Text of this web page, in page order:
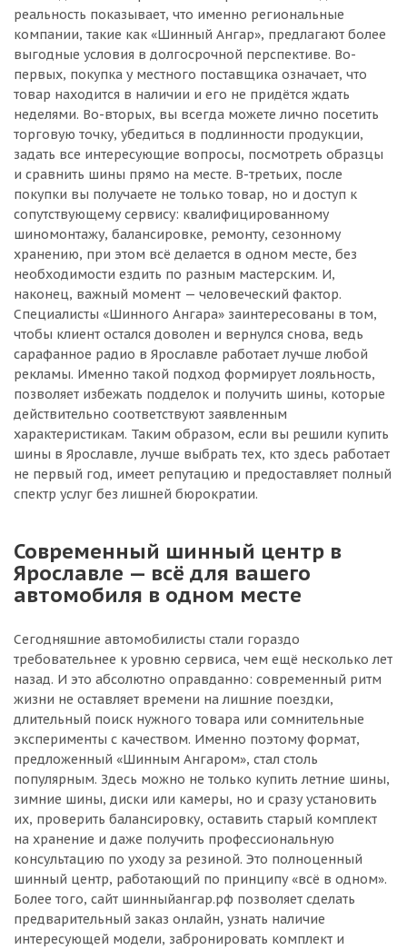
реальность показывает, что именно региональные
компании, такие как «Шинный Ангар», предлагают более
выгодные условия в долгосрочной перспективе. Во-
первых, покупка у местного поставщика означает, что
товар находится в наличии и его не придётся ждать
неделями. Во-вторых, вы всегда можете лично посетить
торговую точку, убедиться в подлинности продукции,
задать все интересующие вопросы, посмотреть образцы
и сравнить шины прямо на месте. В-третьих, после
покупки вы получаете не только товар, но и доступ к
сопутствующему сервису: квалифицированному
шиномонтажу, балансировке, ремонту, сезонному
хранению, при этом всё делается в одном месте, без
необходимости ездить по разным мастерским. И,
наконец, важный момент — человеческий фактор.
Специалисты «Шинного Ангара» заинтересованы в том,
чтобы клиент остался доволен и вернулся снова, ведь
сарафанное радио в Ярославле работает лучше любой
рекламы. Именно такой подход формирует лояльность,
позволяет избежать подделок и получить шины, которые
действительно соответствуют заявленным
характеристикам. Таким образом, если вы решили купить
шины в Ярославле, лучше выбрать тех, кто здесь работает
не первый год, имеет репутацию и предоставляет полный
спектр услуг без лишней бюрократии.
Современный шинный центр в
Ярославле — всё для вашего
автомобиля в одном месте
Сегодняшние автомобилисты стали гораздо
требовательнее к уровню сервиса, чем ещё несколько лет
назад. И это абсолютно оправданно: современный ритм
жизни не оставляет времени на лишние поездки,
длительный поиск нужного товара или сомнительные
эксперименты с качеством. Именно поэтому формат,
предложенный «Шинным Ангаром», стал столь
популярным. Здесь можно не только купить летние шины,
зимние шины, диски или камеры, но и сразу установить
их, проверить балансировку, оставить старый комплект
на хранение и даже получить профессиональную
консультацию по уходу за резиной. Это полноценный
шинный центр, работающий по принципу «всё в одном».
Более того, сайт шинныйангар.рф позволяет сделать
предварительный заказ онлайн, узнать наличие
интересующей модели, забронировать комплект и